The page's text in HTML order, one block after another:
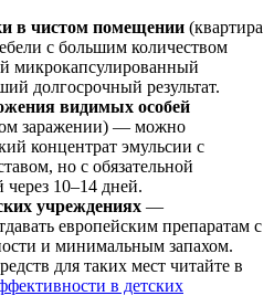
в чистом помещении (квартира
с большим количеством
микрокапсулированный
долгосрочный результат.
видимых особей
заражении) — можно
концентрат эмульсии с
но с обязательной
через 10–14 дней.
учреждениях —
европейским препаратам с
и минимальным запахом.
для таких мест читайте в
в детских